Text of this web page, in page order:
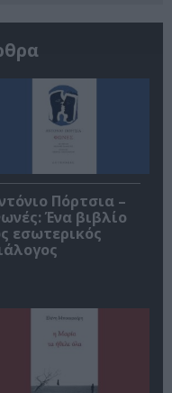
Πόρτσια –
Ένα βιβλίο
εσωτερικός